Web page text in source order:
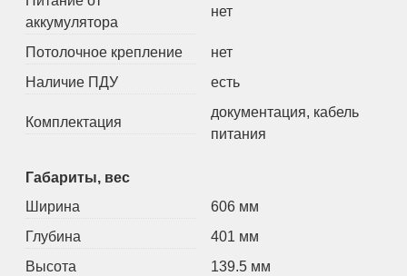
аккумулятора
нет
Потолочное крепление
нет
Наличие ПДУ
есть
Комплектация
документация, кабель
питания
Габариты, вес
Ширина
606 мм
Глубина
401 мм
Высота
139.5 мм